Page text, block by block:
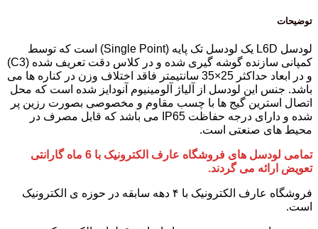
توضیحات
لودسل L6D یک لودسل تک پایه (Single Point) است که توسط
کمپانی سازنده گوشه گیری شده و در کلاس دقت تعریف شده (C3
)
و در ابعاد حداکثر 25×35 سانتیمتر فاقد اختلاف وزن در کناره ها می
باشد. جنس این لودسل از آلیاژ آلومینیوم آنودایز شده است که محل
اتصال استرین گیج ها با چسب مقاوم و مخصوصی بصورت رزین پر
شده و دارای درجه حفاظت IP65
می باشد که قابل مصرف در
محیط های صنعتی است.
تمامی لودسل های فروشگاه عارف الکترونیک با 6 ماه گارانتی
تعویض ارائه می گردند.
فروشگاه عارف الکترونیک با ۴ دهه سابقه در حوزه ی الکترونیک
است.